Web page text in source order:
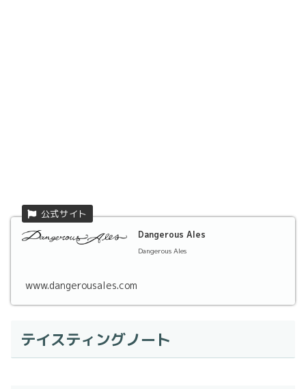
Dangerous Ales
Dangerous Ales
www.dangerousales.com
テイスティングノート